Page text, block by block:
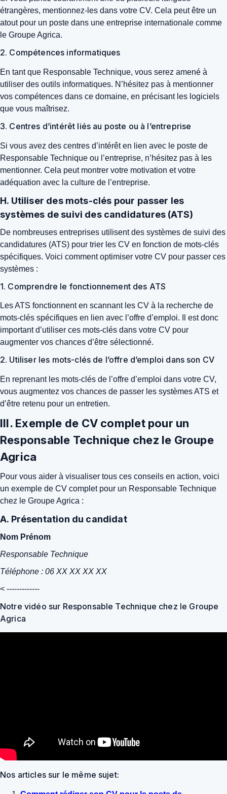
étrangères, mentionnez-les dans votre CV. Cela peut être un
atout pour un poste dans une entreprise internationale comme
le Groupe Agrica.
2. Compétences informatiques
En tant que Responsable Technique, vous serez amené à
utiliser des outils informatiques. N’hésitez pas à mentionner
vos compétences dans ce domaine, en précisant les logiciels
que vous maîtrisez.
3. Centres d’intérêt liés au poste ou à l’entreprise
Si vous avez des centres d’intérêt en lien avec le poste de
Responsable Technique ou l’entreprise, n’hésitez pas à les
mentionner. Cela peut montrer votre motivation et votre
adéquation avec la culture de l’entreprise.
H. Utiliser des mots-clés pour passer les
systèmes de suivi des candidatures (ATS)
De nombreuses entreprises utilisent des systèmes de suivi des
candidatures (ATS) pour trier les CV en fonction de mots-clés
spécifiques. Voici comment optimiser votre CV pour passer ces
systèmes :
1. Comprendre le fonctionnement des ATS
Les ATS fonctionnent en scannant les CV à la recherche de
mots-clés spécifiques en lien avec l’offre d’emploi. Il est donc
important d’utiliser ces mots-clés dans votre CV pour
augmenter vos chances d’être sélectionné.
2. Utiliser les mots-clés de l’offre d’emploi dans son CV
En reprenant les mots-clés de l’offre d’emploi dans votre CV,
vous augmentez vos chances de passer les systèmes ATS et
d’être retenu pour un entretien.
III. Exemple de CV complet pour un
Responsable Technique chez le Groupe
Agrica
Pour vous aider à visualiser tous ces conseils en action, voici
un exemple de CV complet pour un Responsable Technique
chez le Groupe Agrica :
A. Présentation du candidat
Nom Prénom
Responsable Technique
Téléphone : 06 XX XX XX XX
< -------------
Notre vidéo sur Responsable Technique chez le Groupe
Agrica
Nos articles sur le même sujet: